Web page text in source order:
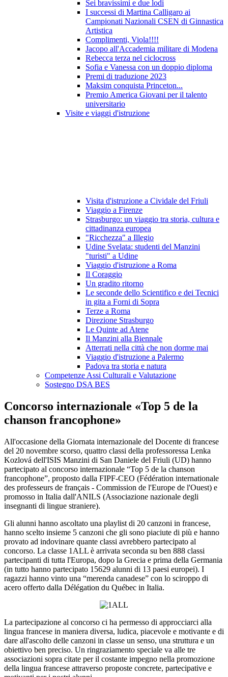
Sei bravissimi e due lodi
I successi di Martina Calligaro ai
Campionati Nazionali CSEN di Ginnastica
Artistica
Complimenti, Viola!!!!
Jacopo all'Accademia militare di Modena
Rebecca terza nel ciclocross
Sofia e Vanessa con un doppio diploma
Premi di traduzione 2023
Maksim conquista Princeton...
Premio America Giovani per il talento
universitario
Visite e viaggi d'istruzione
Visita d'istruzione a Cividale del Friuli
Viaggio a Firenze
Strasburgo: un viaggio tra storia, cultura e
cittadinanza europea
"Ricchezza" a Illegio
Udine Svelata: studenti del Manzini
"turisti" a Udine
Viaggio d'istruzione a Roma
Il Coraggio
Un gradito ritorno
Le seconde dello Scientifico e dei Tecnici
in gita a Forni di Sopra
Terze a Roma
Direzione Strasburgo
Le Quinte ad Atene
Il Manzini alla Biennale
Atterrati nella città che non dorme mai
Viaggio d'istruzione a Palermo
Padova tra storia e natura
Competenze Assi Culturali e Valutazione
Sostegno DSA BES
Concorso internazionale «Top 5 de la
chanson francophone»
All'occasione della Giornata internazionale del Docente di francese
del 20 novembre scorso, quattro classi della professoressa Lenka
Kozlová dell'ISIS Manzini di San Daniele del Friuli (UD) hanno
partecipato al concorso internazionale “Top 5 de la chanson
francophone”, proposto dalla FIPF-CEO (Fédération internationale
des professeurs de français - Commission de l'Europe de l'Ouest) e
promosso in Italia dall'ANILS (Associazione nazionale degli
insegnanti di lingue straniere).
Gli alunni hanno ascoltato una playlist di 20 canzoni in francese,
hanno scelto insieme 5 canzoni che gli sono piaciute di più e hanno
provato ad indovinare quante classi avrebbero partecipato al
concorso. La classe 1ALL è arrivata seconda su ben 888 classi
partecipanti di tutta l'Europa, dopo la Grecia e prima della Germania
(in tutto hanno partecipato 15629 alunni di 13 paesi europei). I
ragazzi hanno vinto una “merenda canadese” con lo sciroppo di
acero offerto dalla Délégation du Québec in Italia.
La partecipazione al concorso ci ha permesso di approcciarci alla
lingua francese in maniera diversa, ludica, piacevole e motivante e di
dare all'ascolto delle canzoni in classe un senso, una struttura e un
obiettivo ben preciso. Un ringraziamento speciale va alle tre
associazioni sopra citate per il costante impegno nella promozione
della lingua francese attraverso proposte concrete, partecipative e